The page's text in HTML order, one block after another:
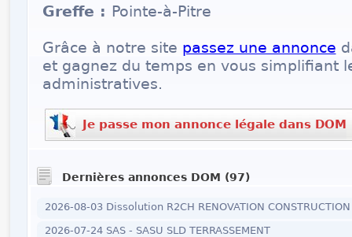
Greffe : Pointe-à-Pitre
Grâce à notre site passez une annonce
et gagnez du temps en vous simplifiant
administratives.
Je passe mon annonce légale dans DOM
Dernières annonces DOM (97)
2026-08-03 Dissolution R2CH RENOVATION CONSTRUCTION
2026-07-24 SAS - SASU SLD TERRASSEMENT